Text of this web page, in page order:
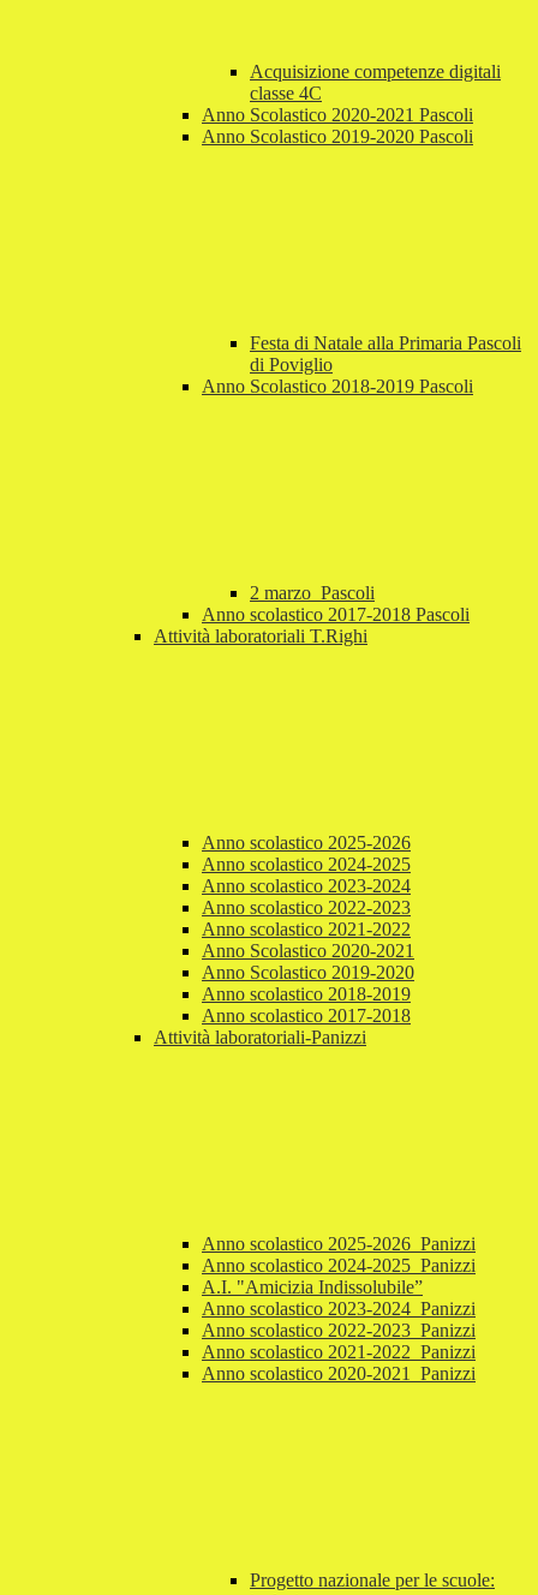
Acquisizione competenze digitali
classe 4C
Anno Scolastico 2020-2021 Pascoli
Anno Scolastico 2019-2020 Pascoli
Festa di Natale alla Primaria Pascoli
di Poviglio
Anno Scolastico 2018-2019 Pascoli
2 marzo_Pascoli
Anno scolastico 2017-2018 Pascoli
Attività laboratoriali T.Righi
Anno scolastico 2025-2026
Anno scolastico 2024-2025
Anno scolastico 2023-2024
Anno scolastico 2022-2023
Anno scolastico 2021-2022
Anno Scolastico 2020-2021
Anno Scolastico 2019-2020
Anno scolastico 2018-2019
Anno scolastico 2017-2018
Attività laboratoriali-Panizzi
Anno scolastico 2025-2026_Panizzi
Anno scolastico 2024-2025_Panizzi
A.I. "Amicizia Indissolubile”
Anno scolastico 2023-2024_Panizzi
Anno scolastico 2022-2023_Panizzi
Anno scolastico 2021-2022_Panizzi
Anno scolastico 2020-2021_Panizzi
Progetto nazionale per le scuole: